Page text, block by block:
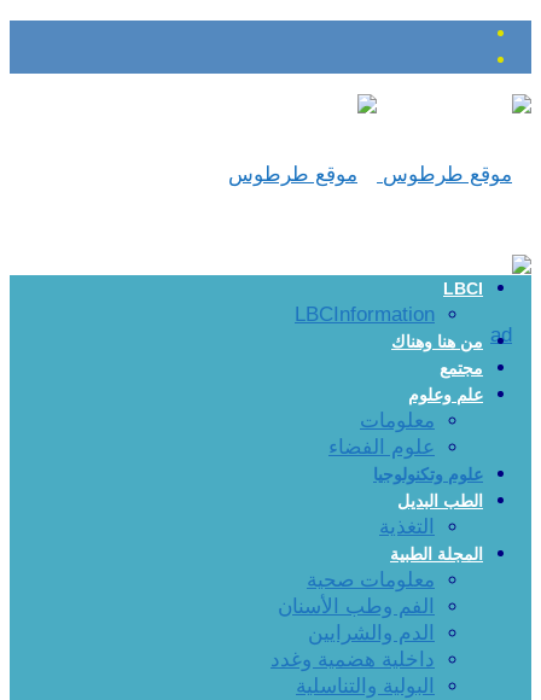
LBCI
LBCInformation
من هنا وهناك
مجتمع
علم وعلوم
معلومات
علوم الفضاء
علوم وتكنولوجيا
الطب البديل
التغذية
المجلة الطبية
معلومات صحية
الفم وطب الأسنان
الدم والشرايين
داخلية هضمية وغدد
البولية والتناسلية